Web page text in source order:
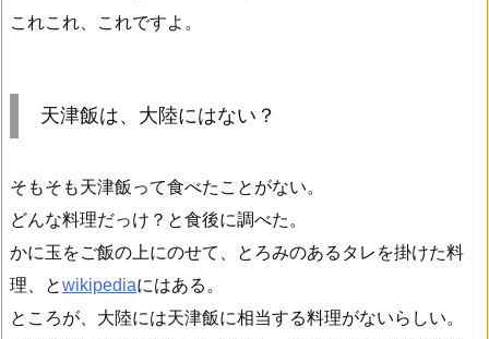
これこれ、これですよ。
天津飯は、大陸にはない？
そもそも天津飯って食べたことがない。
どんな料理だっけ？と食後に調べた。
かに玉をご飯の上にのせて、とろみのあるタレを掛けた料
理、とwikipediaにはある。
ところが、大陸には天津飯に相当する料理がないらしい。